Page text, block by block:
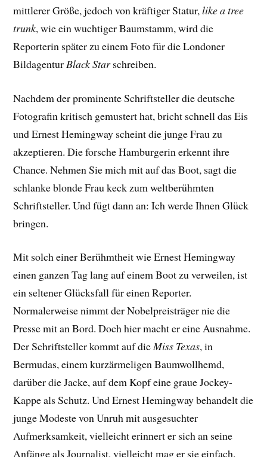
mittlerer Größe, jedoch von kräftiger Statur,like a tree
trunk, wie ein wuchtiger Baumstamm, wird die
Reporterin später zu einem Foto für die Londoner
BildagenturBlack Starschreiben.
Nachdem der prominente Schriftsteller die deutsche
Fotografin kritisch gemustert hat, bricht schnell das Eis
und Ernest Hemingway scheint die junge Frau zu
akzeptieren. Die forsche Hamburgerin erkennt ihre
Chance. Nehmen Sie mich mit auf das Boot, sagt die
schlanke blonde Frau keck zum weltberühmten
Schriftsteller. Und fügt dann an: Ich werde Ihnen Glück
bringen.
Mit solch einer Berühmtheit wie Ernest Hemingway
einen ganzen Tag lang auf einem Boot zu verweilen, ist
ein seltener Glücksfall für einen Reporter.
Normalerweise nimmt der Nobelpreisträger nie die
Presse mit an Bord. Doch hier macht er eine Ausnahme.
Der Schriftsteller kommt auf dieMiss Texas, in
Bermudas, einem kurzärmeligen Baumwollhemd,
darüber die Jacke, auf dem Kopf eine graue Jockey-
Kappe als Schutz. Und Ernest Hemingway behandelt die
junge Modeste von Unruh mit ausgesuchter
Aufmerksamkeit, vielleicht erinnert er sich an seine
Anfänge als Journalist, vielleicht mag er sie einfach.